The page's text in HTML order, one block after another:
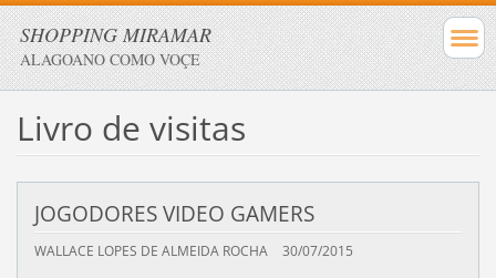
SHOPPING MIRAMAR
ALAGOANO COMO VOÇE
Livro de visitas
JOGODORES VIDEO GAMERS
WALLACE LOPES DE ALMEIDA ROCHA 30/07/2015